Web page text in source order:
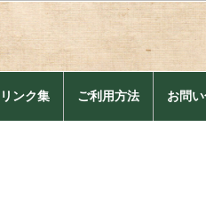
リンク集 ご利用方法 お問